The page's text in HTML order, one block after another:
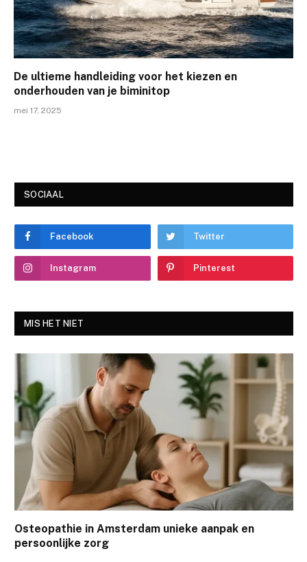
De ultieme handleiding voor het kiezen en
onderhouden van je biminitop
mei 17, 2025
SOCIAAL
Facebook Twitter
Instagram Pinterest
MIS HET NIET
Osteopathie in Amsterdam unieke aanpak en
persoonlijke zorg